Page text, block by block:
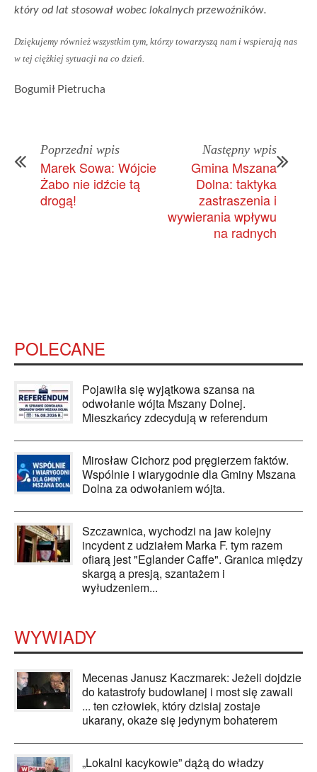
który od lat stosował wobec lokalnych przewoźników.
Dziękujemy również wszystkim tym, którzy towarzyszą nam i wspierają nas
w tej ciężkiej sytuacji na co dzień.
Bogumił Pietrucha
Poprzedni wpis
Marek Sowa: Wójcie
Żabo nie idźcie tą
drogą!
Następny wpis
Gmina Mszana
Dolna: taktyka
zastraszenia i
wywierania wpływu
na radnych
POLECANE
Pojawiła się wyjątkowa szansa na
odwołanie wójta Mszany Dolnej.
Mieszkańcy zdecydują w referendum
Mirosław Cichorz pod pręgierzem faktów.
Wspólnie i wiarygodnie dla Gminy Mszana
Dolna za odwołaniem wójta.
Szczawnica, wychodzi na jaw kolejny
incydent z udziałem Marka F. tym razem
ofiarą jest "Eglander Caffe". Granica między
skargą a presją, szantażem i
wyłudzeniem...
WYWIADY
Mecenas Janusz Kaczmarek: Jeżeli dojdzie
do katastrofy budowlanej i most się zawali
... ten człowiek, który dzisiaj zostaje
ukarany, okaże się jedynym bohaterem
„Lokalni kacykowie” dążą do władzy